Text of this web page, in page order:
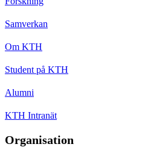
Samverkan
Om KTH
Student på KTH
Alumni
KTH Intranät
Organisation